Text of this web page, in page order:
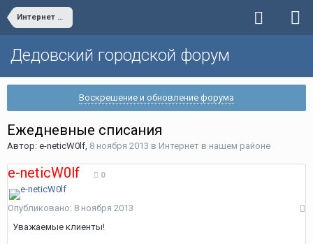
Интернет в нашем районе
Дедовский городской форум
Воскрешение и обновление форума
Ежедневные списания
Автор: e-neticW0lf, 8 ноября 2013 в Интернет в нашем районе
e-neticW0lf 0
Опубликовано: 8 ноября 2013
Уважаемые клиенты!